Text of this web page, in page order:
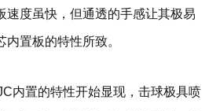
速度虽快，但通透的手感让其极易
置板的特性所致。
内置的特性开始显现，击球极具喷